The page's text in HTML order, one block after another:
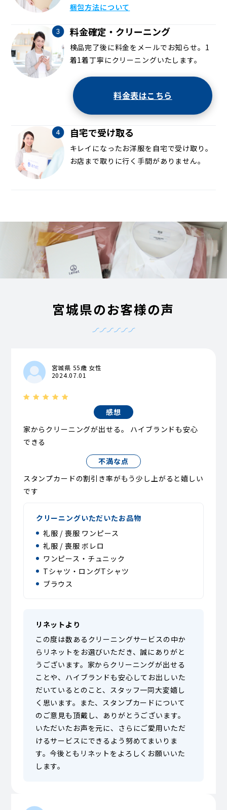
梱包方法について
料金確定・クリーニング
検品完了後に料金をメールでお知らせ。1
着1着丁寧にクリーニングいたします。
料金表はこちら
自宅で受け取る
キレイになったお洋服を自宅で受け取り。
お店まで取りに行く手間がありません。
宮城県のお客様の声
宮城県 55歳 女性
2024.07.01
感想
家からクリーニングが出せる。 ハイブランドも安心
できる
不満な点
スタンプカードの割引き率がもう少し上がると嬉しい
です
クリーニングいただいたお品物
礼服 / 喪服 ワンピース
礼服 / 喪服 ボレロ
ワンピース・チュニック
Tシャツ・ロングTシャツ
ブラウス
リネットより
この度は数あるクリーニングサービスの中か
らリネットをお選びいただき、誠にありがと
うございます。家からクリーニングが出せる
ことや、ハイブランドも安心してお出しいた
だいているとのこと、スタッフ一同大変嬉し
く思います。また、スタンプカードについて
のご意見も頂戴し、ありがとうございます。
いただいたお声を元に、さらにご愛用いただ
けるサービスにできるよう努めてまいりま
す。今後ともリネットをよろしくお願いいた
します。